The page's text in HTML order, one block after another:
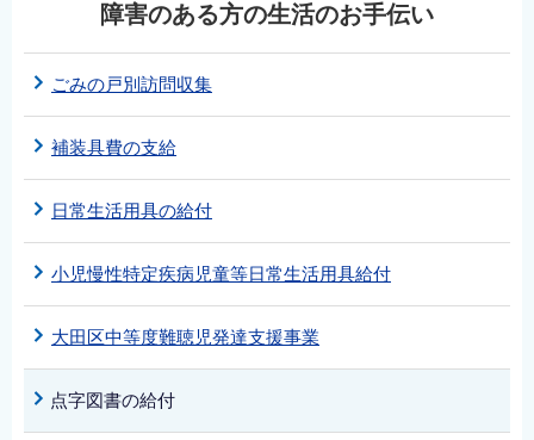
障害のある方の生活のお手伝い
ごみの戸別訪問収集
補装具費の支給
日常生活用具の給付
小児慢性特定疾病児童等日常生活用具給付
大田区中等度難聴児発達支援事業
点字図書の給付